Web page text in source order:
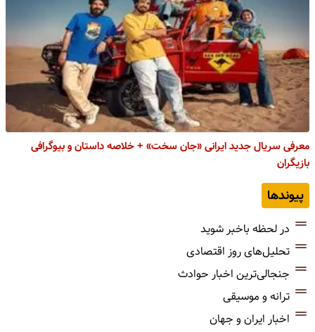
معرفی سریال جدید ایرانی «جان سخت» + خلاصه داستان و بیوگرافی
بازیگران
پیوندها
در لحظه باخبر شوید
تحلیل‌های روز اقتصادی
جنجالی‌ترین اخبار حوادث
ترانه و موسیقی
اخبار ایران و جهان